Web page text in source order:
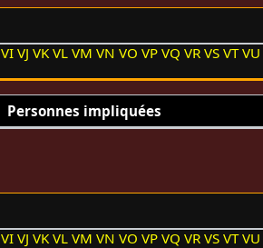
VI VJ VK VL VM VN VO VP VQ VR VS VT VU
Personnes impliquées
VI VJ VK VL VM VN VO VP VQ VR VS VT VU